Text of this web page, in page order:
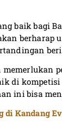
baik bagi
berharap
di
ini bisa
Kandang